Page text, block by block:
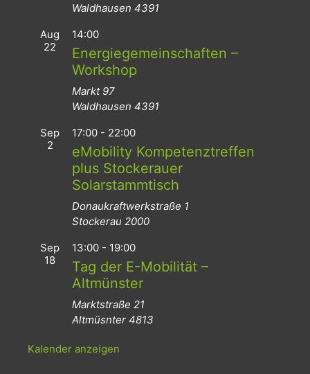
Waldhausen 4391
Aug
22
14:00
Energiegemeinschaften –
Workshop
Markt 97
Waldhausen 4391
Sep
2
17:00 - 22:00
eMobility Kompetenztreffen
plus Stockerauer
Solarstammtisch
Donaukraftwerkstraße 1
Stockerau 2000
Sep
18
13:00 - 19:00
Tag der E-Mobilität –
Altmünster
Marktstraße 21
Altmüsnter 4813
Kalender anzeigen